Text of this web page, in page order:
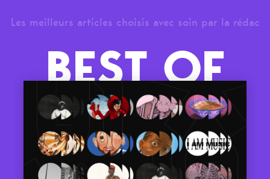
Les meilleurs articles choisis avec soin par la rédac
BEST OF